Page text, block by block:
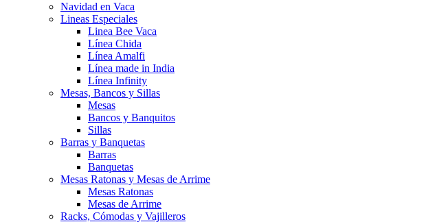
Navidad en Vaca
Lineas Especiales
Linea Bee Vaca
Línea Chida
Línea Amalfi
Línea made in India
Línea Infinity
Mesas, Bancos y Sillas
Mesas
Bancos y Banquitos
Sillas
Barras y Banquetas
Barras
Banquetas
Mesas Ratonas y Mesas de Arrime
Mesas Ratonas
Mesas de Arrime
Racks, Cómodas y Vajilleros